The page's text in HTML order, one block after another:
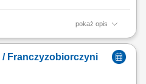
pokaż opis
działalności gospodarczej w
i zamówień.
do potrzeb lokalnego rynku.
/ Franczyzobiorczyni